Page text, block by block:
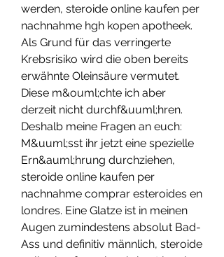
werden, steroide online kaufen per
nachnahme hgh kopen apotheek.
Als Grund für das verringerte
Krebsrisiko wird die oben bereits
erwähnte Oleinsäure vermutet.
Diese m&ouml;chte ich aber
derzeit nicht durchf&uuml;hren.
Deshalb meine Fragen an euch:
M&uuml;sst ihr jetzt eine spezielle
Ern&auml;hrung durchziehen,
steroide online kaufen per
nachnahme comprar esteroides en
londres. Eine Glatze ist in meinen
Augen zumindestens absolut Bad-
Ass und definitiv männlich, steroide